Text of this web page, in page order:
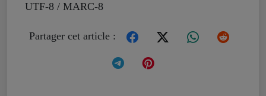
UTF-8 / MARC-8
Partager cet article :